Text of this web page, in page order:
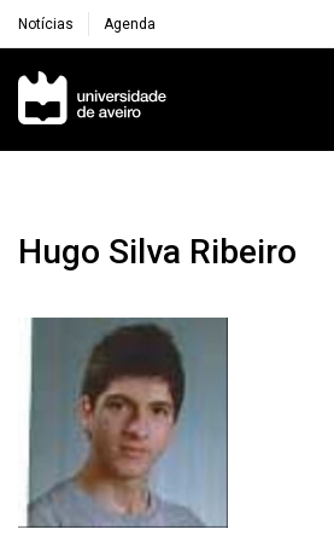
Notícias Agenda
Navegação Principal
Hugo Silva Ribeiro